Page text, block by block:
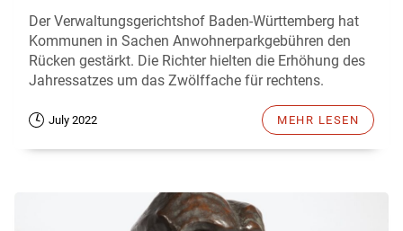
Der Verwaltungsgerichtshof Baden-Württemberg hat
Kommunen in Sachen Anwohnerparkgebühren den
Rücken gestärkt. Die Richter hielten die Erhöhung des
Jahressatzes um das Zwölffache für rechtens.
July 2022 MEHR LESEN